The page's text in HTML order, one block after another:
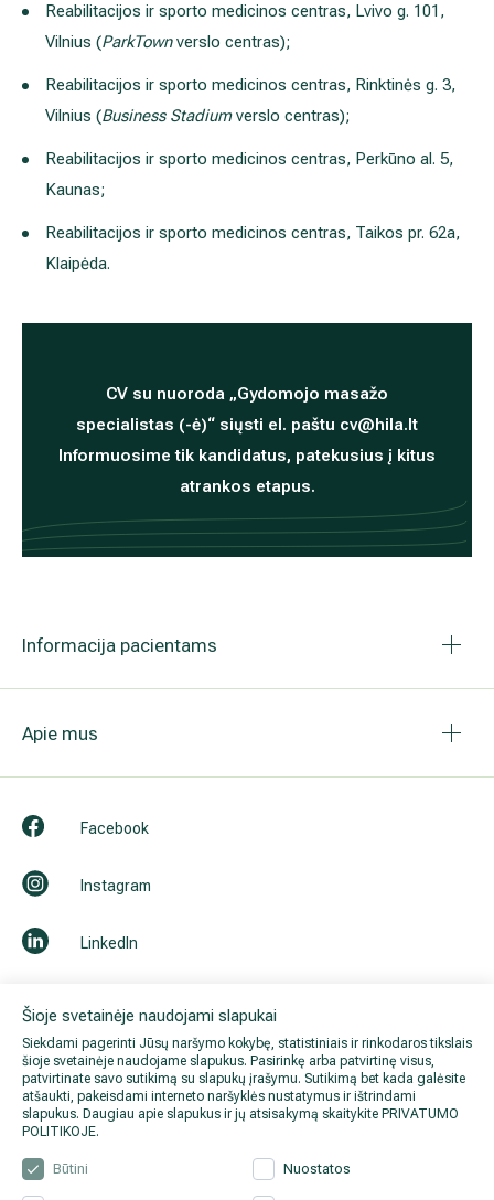
Šioje svetainėje naudojami slapukai
Siekdami pagerinti Jūsų naršymo kokybę, statistiniais ir rinkodaros tikslais
šioje svetainėje naudojame slapukus. Pasirinkę arba patvirtinę visus,
patvirtinate savo sutikimą su slapukų įrašymu. Sutikimą bet kada galėsite
atšaukti, pakeisdami interneto naršyklės nustatymus ir ištrindami
slapukus. Daugiau apie slapukus ir jų atsisakymą skaitykite PRIVATUMO
POLITIKOJE.
Būtini Nuostatos
Reabilitacijos ir sporto medicinos centras, Lvivo g. 101,
Vilnius (ParkTownverslo centras);
Reabilitacijos ir sporto medicinos centras, Rinktinės g. 3,
Vilnius (Business Stadiumverslo centras);
Reabilitacijos ir sporto medicinos centras, Perkūno al. 5,
Kaunas;
Reabilitacijos ir sporto medicinos centras, Taikos pr. 62a,
Klaipėda.
CV su nuoroda „Gydomojo masažo
specialistas (-ė)“ siųsti el. paštu cv@hila.lt
Informuosime tik kandidatus, patekusius į kitus
atrankos etapus.
Informacija pacientams
Apie mus
Facebook
Instagram
LinkedIn